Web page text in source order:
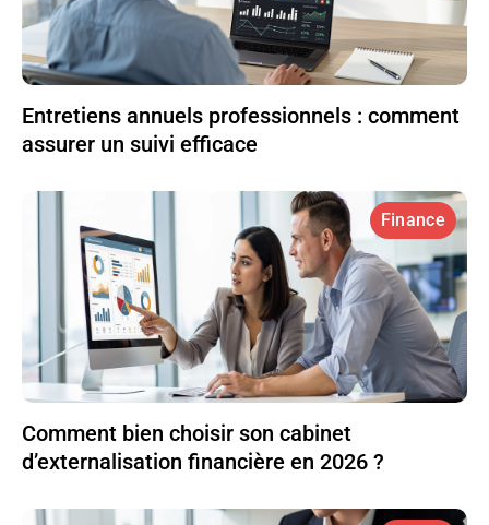
Entretiens annuels professionnels : comment
assurer un suivi efficace
Finance
Comment bien choisir son cabinet
d’externalisation financière en 2026 ?